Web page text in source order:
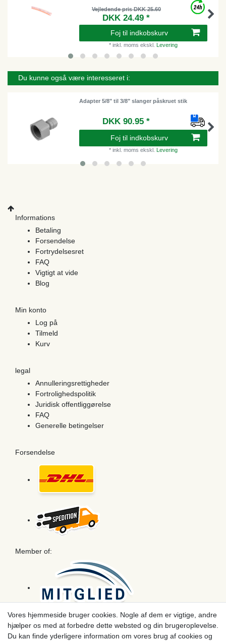
Vejledende pris DKK 25.60
DKK 24.49 *
Foj til indkobskurv
* inkl. moms ekskl. Levering
Du kunne også være interesseret i:
Adapter 5/8" til 3/8" slanger påskruet stik
DKK 90.95 *
Foj til indkobskurv
* inkl. moms ekskl. Levering
Informations
Betaling
Forsendelse
Fortrydelsesret
FAQ
Vigtigt at vide
Blog
Min konto
Log på
Tilmeld
Kurv
legal
Annulleringsrettigheder
Fortrolighedspolitik
Juridisk offentliggørelse
FAQ
Generelle betingelser
Forsendelse
Member of:
Betaling
Vores hjemmeside bruger cookies. Nogle af dem er vigtige, andre
hjælper os med at forbedre dette websted og din brugeroplevelse.
Du kan finde yderligere information om vores brug af cookies og